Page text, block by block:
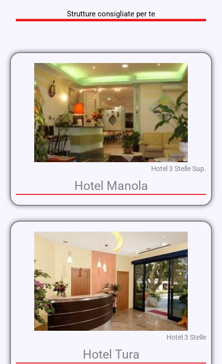
Strutture consigliate per te
Hotel 3 Stelle Sup.
Hotel Manola
Hotel 3 Stelle
Hotel Tura